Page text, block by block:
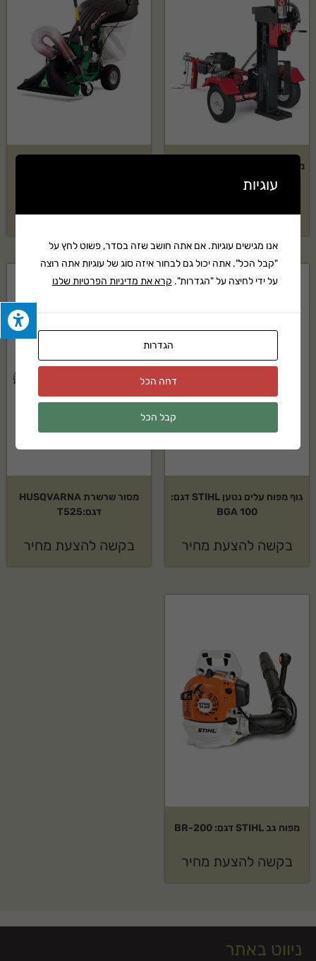
LS33TB
₪17,899
₪18,379
גוף מפוח עלים נטען STIHL דגם:
BGA 100
בקשה להצעת מחיר
מסור שרשרת HUSQVARNA
דגם:T525
בקשה להצעת מחיר
מפוח גב STIHL דגם: BR-200
בקשה להצעת מחיר
ניווט באתר
עוגיות
אנו מגישים עוגיות. אם אתה חושב שזה בסדר, פשוט לחץ על
"קבל הכל". אתה יכול גם לבחור איזה סוג של עוגיות אתה רוצה
על ידי לחיצה על "הגדרות". קרא את מדיניות הפרטיות שלנו
הגדרות
דחה הכל
קבל הכל